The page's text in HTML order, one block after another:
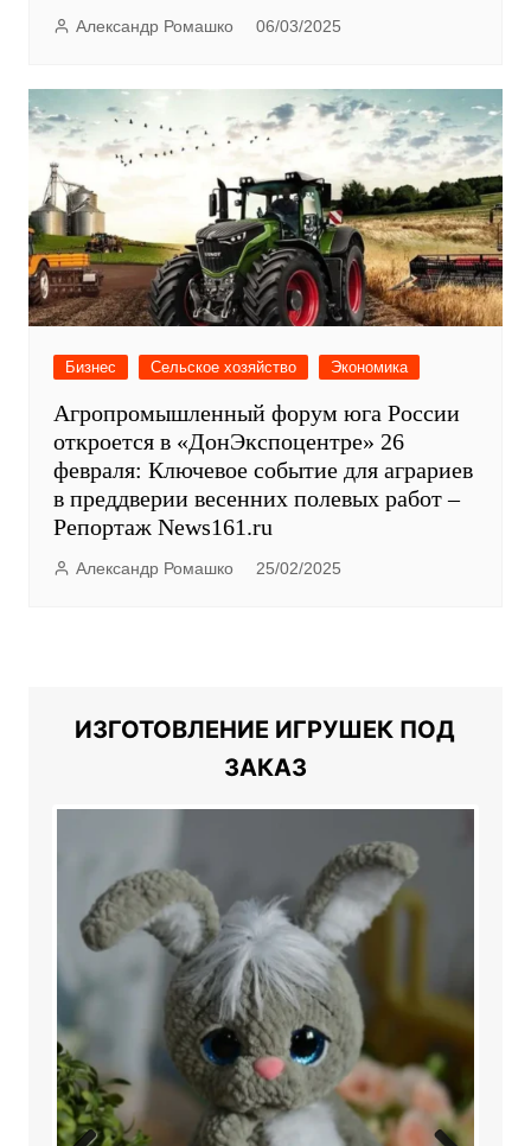
Александр Ромашко 06/03/2025
Бизнес Сельское хозяйство Экономика
Агропромышленный форум юга России
откроется в «ДонЭкспоцентре» 26
февраля: Ключевое событие для аграриев
в преддверии весенних полевых работ –
Репортаж News161.ru
Александр Ромашко 25/02/2025
ИЗГОТОВЛЕНИЕ ИГРУШЕК ПОД
ЗАКАЗ